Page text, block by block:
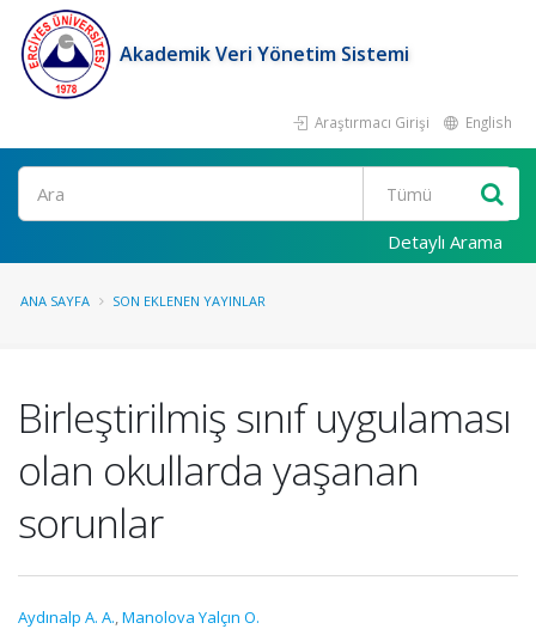
Akademik Veri Yönetim Sistemi
Araştırmacı Girişi English
Ara
Detaylı Arama
ANA SAYFA SON EKLENEN YAYINLAR
Birleştirilmiş sınıf uygulaması
olan okullarda yaşanan
sorunlar
Aydınalp A. A.,Manolova Yalçın O.